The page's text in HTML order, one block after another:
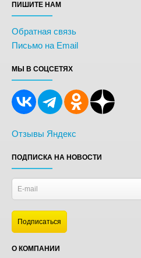
ПИШИТЕ НАМ
Обратная связь
Письмо на Email
МЫ В СОЦСЕТЯХ
Отзывы Яндекс
ПОДПИСКА НА НОВОСТИ
О КОМПАНИИ